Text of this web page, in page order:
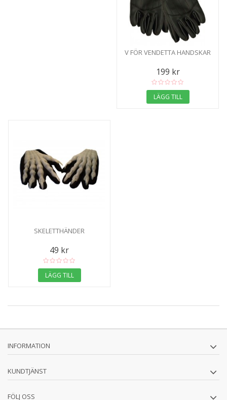
V FÖR VENDETTA HANDSKAR
199 kr
LÄGG TILL
SKELETTHÄNDER
49 kr
LÄGG TILL
INFORMATION
KUNDTJÄNST
FÖLJ OSS